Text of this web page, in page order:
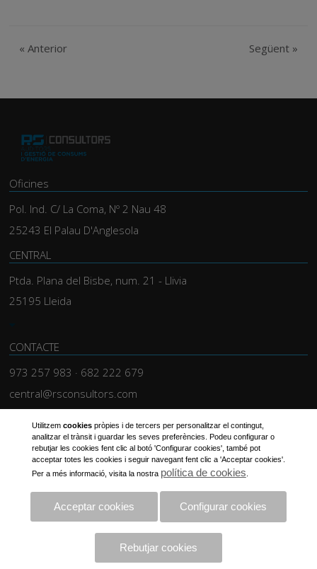
«Anterior Següent »
Oficines
Pol. Ind. C/ La Coma, Nº 2 Nau 48
25243 El Palau D'Anglesola
CENTRAL
Ptda. Plana del Bisbe, num. 21 - Llivia
25195 Lleida
CONTACTE
973 257 983 · 682 222 679
central@rsconsultors.com
Facebook
Instagram
Linkedin
Política de privacidad Política de Cookies
Utilitzem cookiespròpies i de tercers per personalitzar el contingut,
analitzar el trànsit i guardar les seves preferències. Podeu configurar o
rebutjar les cookies fent clic al botó 'Configurar cookies', també pot
acceptar totes les cookies i seguir navegant fent clic a 'Acceptar cookies'.
Per a més informació, visita la nostra política de cookies
Acceptar cookies Configurar cookies
Rebutjar cookies